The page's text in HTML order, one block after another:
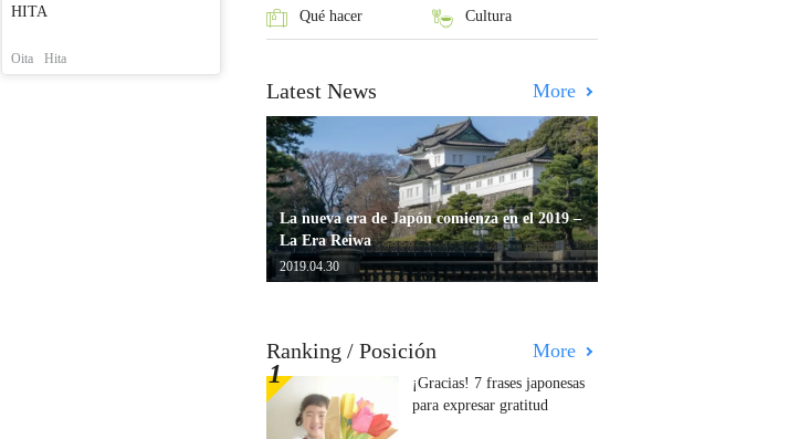
HITA
Oita Hita
Qué hacer Cultura
Latest News More
La nueva era de Japón comienza en el 2019 –
La Era Reiwa
2019.04.30
Ranking / Posición More
¡Gracias! 7 frases japonesas
para expresar gratitud